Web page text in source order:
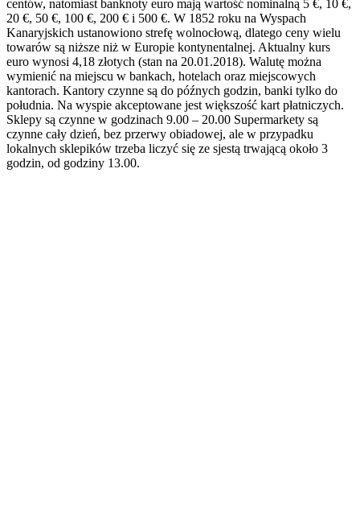
centów, natomiast banknoty euro mają wartość nominalną 5 €, 10 €,
20 €, 50 €, 100 €, 200 € i 500 €. W 1852 roku na Wyspach
Kanaryjskich ustanowiono strefę wolnocłową, dlatego ceny wielu
towarów są niższe niż w Europie kontynentalnej. Aktualny kurs
euro wynosi 4,18 złotych (stan na 20.01.2018). Walutę można
wymienić na miejscu w bankach, hotelach oraz miejscowych
kantorach. Kantory czynne są do późnych godzin, banki tylko do
południa. Na wyspie akceptowane jest większość kart płatniczych.
Sklepy są czynne w godzinach 9.00 – 20.00 Supermarkety są
czynne cały dzień, bez przerwy obiadowej, ale w przypadku
lokalnych sklepików trzeba liczyć się ze sjestą trwającą około 3
godzin, od godziny 13.00.